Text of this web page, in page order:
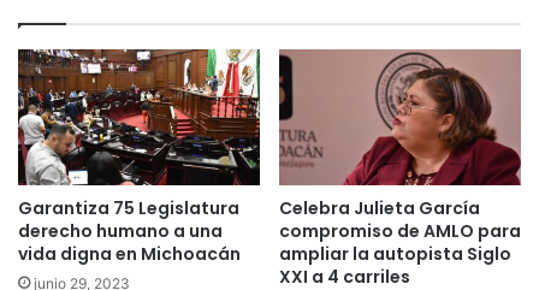
Garantiza 75 Legislatura
derecho humano a una
vida digna en Michoacán
junio 29, 2023
Celebra Julieta García
compromiso de AMLO para
ampliar la autopista Siglo
XXI a 4 carriles